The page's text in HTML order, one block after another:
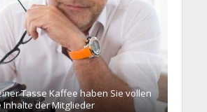
Tasse Kaffee haben Sie vollen
der Mitglieder